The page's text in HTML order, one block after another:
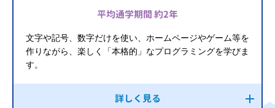
平均通学期間 約2年
文字や記号、数字だけを使い、ホームページやゲーム等を
作りながら、楽しく「本格的」なプログラミングを学びま
す。
詳しく見る